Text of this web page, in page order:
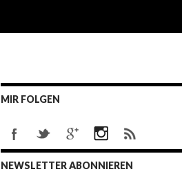
MIR FOLGEN
NEWSLETTER ABONNIEREN